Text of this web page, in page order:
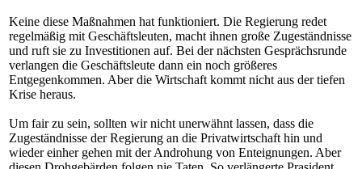
Keine diese Maßnahmen hat funktioniert. Die Regierung redet
regelmäßig mit Geschäftsleuten, macht ihnen große Zugeständnisse
und ruft sie zu Investitionen auf. Bei der nächsten Gesprächsrunde
verlangen die Geschäftsleute dann ein noch größeres
Entgegenkommen. Aber die Wirtschaft kommt nicht aus der tiefen
Krise heraus.
Um fair zu sein, sollten wir nicht unerwähnt lassen, dass die
Zugeständnisse der Regierung an die Privatwirtschaft hin und
wieder einher gehen mit der Androhung von Enteignungen. Aber